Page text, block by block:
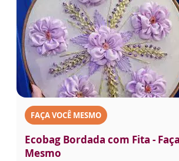
FAÇA VOCÊ MESMO
Ecobag Bordada com Fita -
Mesmo